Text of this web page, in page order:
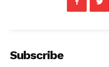
Subscribe